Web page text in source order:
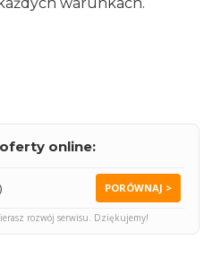
online:
PORÓWNAJ >
rozwój serwisu. Dziękujemy!